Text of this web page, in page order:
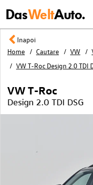
DasWeltAuto.
Inapoi
Home
Cautare VW
VW T-Roc Design 2.0 TDI
VW T-Roc
Design 2.0 TDI DSG